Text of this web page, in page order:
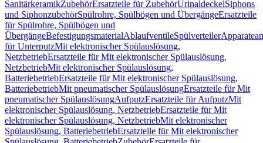
SanitärkeramikZubehörErsatzteile für ZubehörUrinaldeckelSiphons
und SiphonzubehörSpülrohre, Spülbögen und ÜbergängeErsatzteile
für Spülrohre, Spülbögen und
ÜbergängeBefestigungsmaterialAblaufventileSpülverteiler
für UnterputzMit elektronischer Spülauslösung,
NetzbetriebErsatzteile für Mit elektronischer Spülauslösung,
NetzbetriebMit elektronischer Spülauslösung,
BatteriebetriebErsatzteile für Mit elektronischer Spülauslösung,
BatteriebetriebMit pneumatischer SpülauslösungErsatzteile für Mit
pneumatischer SpülauslösungAufputzErsatzteile für AufputzMit
elektronischer Spülauslösung, NetzbetriebErsatzteile für Mit
elektronischer Spülauslösung, NetzbetriebMit elektronischer
Spülauslösung, BatteriebetriebErsatzteile für Mit elektronischer